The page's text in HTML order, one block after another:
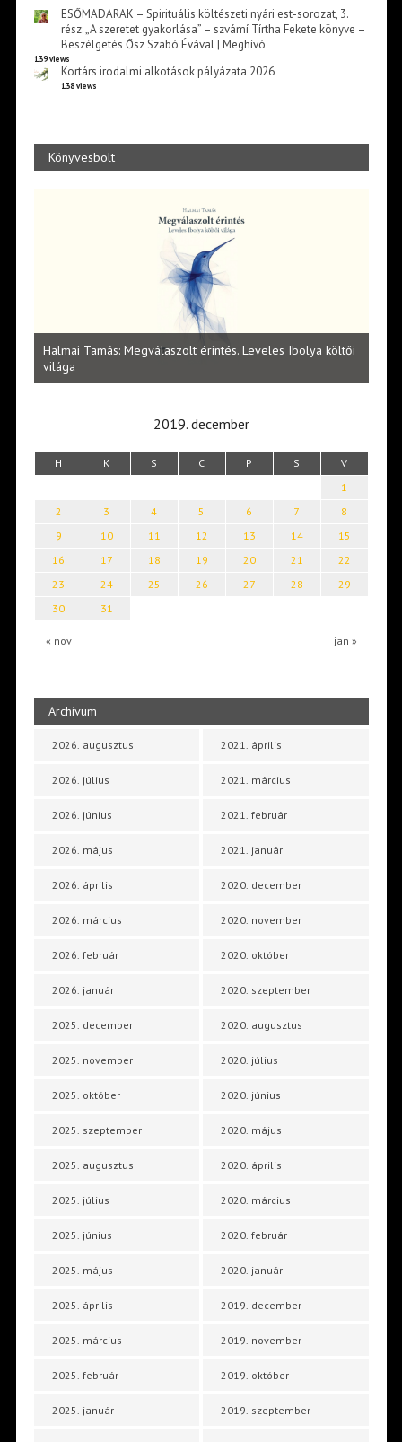
ESŐMADARAK – Spirituális költészeti nyári est-sorozat, 3.
rész: „A szeretet gyakorlása” – szvámí Tírtha Fekete könyve –
Beszélgetés Ősz Szabó Évával | Meghívó
139 views
Kortárs irodalmi alkotások pályázata 2026
138 views
Könyvesbolt
Halmai Tamás: Megválaszolt érintés. Leveles Ibolya költői
világa
2019. december
H K S C P S V
« nov jan »
1
2
3 4 5 6 7
8
9
10 11 12 13 14
15
16
17 18 19 20 21
22
23
24 25 26 27 28
29
30
31
Archívum
2026. augusztus
2026. július
2026. június
2026. május
2026. április
2026. március
2026. február
2026. január
2025. december
2025. november
2025. október
2025. szeptember
2025. augusztus
2025. július
2025. június
2025. május
2025. április
2025. március
2025. február
2025. január
2021. április
2021. március
2021. február
2021. január
2020. december
2020. november
2020. október
2020. szeptember
2020. augusztus
2020. július
2020. június
2020. május
2020. április
2020. március
2020. február
2020. január
2019. december
2019. november
2019. október
2019. szeptember